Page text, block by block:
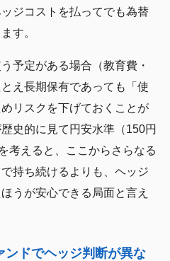
ジコストを払ってでも為替
す。
予定がある場合（教育費・
え長期保有であっても「使
リスクを下げておくことが
史的に見て円安水準（150円
考えると、ここからさらなる
持ち続けるよりも、ヘッジ
うが安心できる局面と言え
ドでヘッジ判断が異な